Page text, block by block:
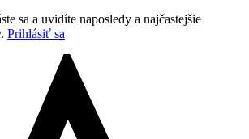
sa a uvidíte naposledy a najčastejšie
Prihlásiť sa